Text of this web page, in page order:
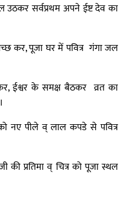
सर्वप्रथम अपने ईष्ट देव का
कर, पूजा घर में पवित्र गंगा जल
ईश्वर के समक्ष बैठकर व्रत का
नए पीले व् लाल कपडे से पवित्र
प्रतिमा व् चित्र को पूजा स्थल